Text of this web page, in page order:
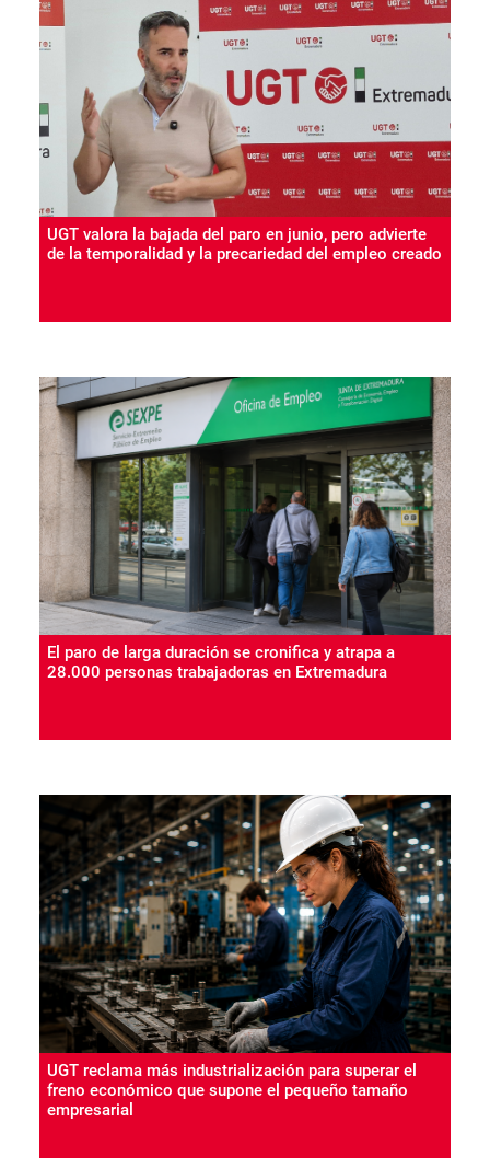
UGT valora la bajada del paro en junio, pero advierte
de la temporalidad y la precariedad del empleo creado
El paro de larga duración se cronifica y atrapa a
28.000 personas trabajadoras en Extremadura
UGT reclama más industrialización para superar el
freno económico que supone el pequeño tamaño
empresarial